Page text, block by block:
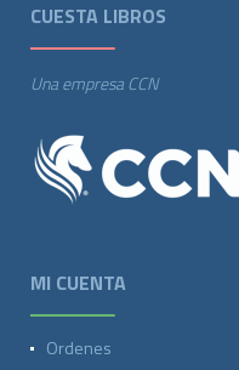
CUESTA LIBROS
Una empresa CCN
MI CUENTA
Ordenes